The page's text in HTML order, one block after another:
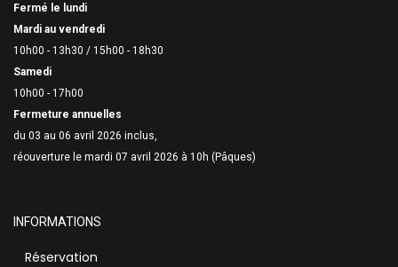
Fermé le lundi
Mardi au vendredi
10h00 - 13h30 / 15h00 - 18h30
Samedi
10h00 - 17h00
Fermeture annuelles
du 03 au 06 avril 2026 inclus,
réouverture le mardi 07 avril 2026 à 10h (Pâques)
INFORMATIONS
Réservation